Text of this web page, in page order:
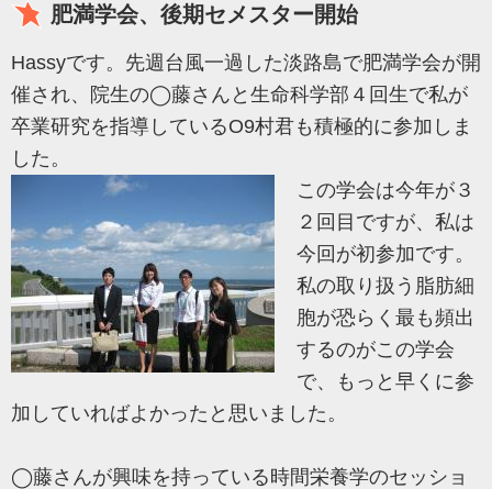
肥満学会、後期セメスター開始
Hassyです。先週台風一過した淡路島で肥満学会が開
催され、院生の◯藤さんと生命科学部４回生で私が
卒業研究を指導しているO9村君も積極的に参加しま
した。
この学会は今年が３
２回目ですが、私は
今回が初参加です。
私の取り扱う脂肪細
胞が恐らく最も頻出
するのがこの学会
で、もっと早くに参
加していればよかったと思いました。
◯藤さんが興味を持っている時間栄養学のセッショ